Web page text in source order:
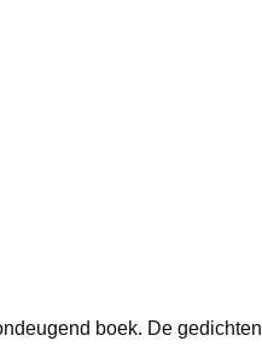
boek. De gedichten